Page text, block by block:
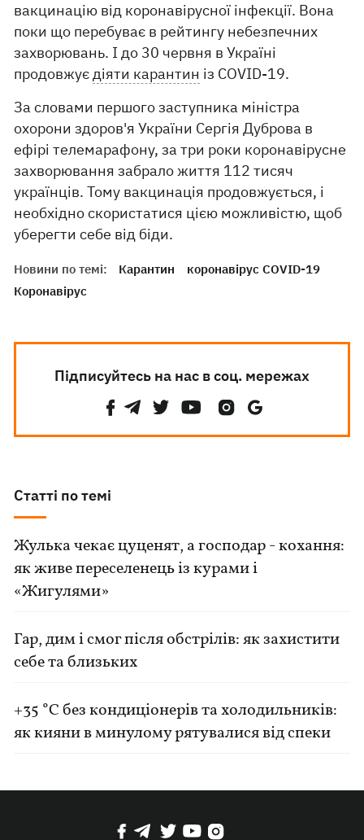
вакцинацію від коронавірусної інфекції. Вона
поки що перебуває в рейтингу небезпечних
захворювань. І до 30 червня в Україні
продовжуєдіяти карантин із СOVID-19.
За словами першого заступника міністра
охорони здоров'я України Сергія Дуброва в
ефірі телемарафону, за три роки коронавірусне
захворювання забрало життя 112 тисяч
українців. Тому вакцинація продовжується, і
необхідно скористатися цією можливістю, щоб
уберегти себе від біди.
Новини по темі: Карантин
коронавірус COVID-19
Коронавірус
Підписуйтесь на нас в соц. мережах
Статті по темі
Жулька чекає цуценят, а господар - кохання:
як живе переселенець із курами і
«Жигулями»
Гар, дим і смог після обстрілів: як захистити
себе та близьких
+35 °C без кондиціонерів та холодильників:
як кияни в минулому рятувалися від спеки